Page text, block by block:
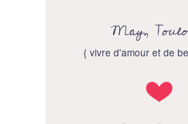
May,
{ vivre d'amour et de